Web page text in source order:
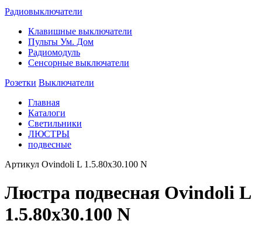
Радиовыключатели
Клавишные выключатели
Пульты Ум. Дом
Радиомодуль
Сенсорные выключатели
Розетки Выключатели
Главная
Каталоги
Светильники
ЛЮСТРЫ
подвесные
Артикул Ovindoli L 1.5.80x30.100 N
Люстра подвесная Ovindoli L
1.5.80x30.100 N